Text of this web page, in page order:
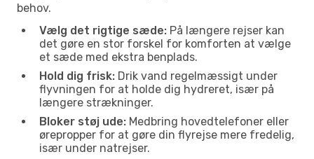
behov.
Vælg det rigtige sæde: På længere rejser kan
det gøre en stor forskel for komforten at vælge
et sæde med ekstra benplads.
Hold dig frisk: Drik vand regelmæssigt under
flyvningen for at holde dig hydreret, især på
længere strækninger.
Bloker støj ude: Medbring hovedtelefoner eller
ørepropper for at gøre din flyrejse mere fredelig,
især under natrejser.